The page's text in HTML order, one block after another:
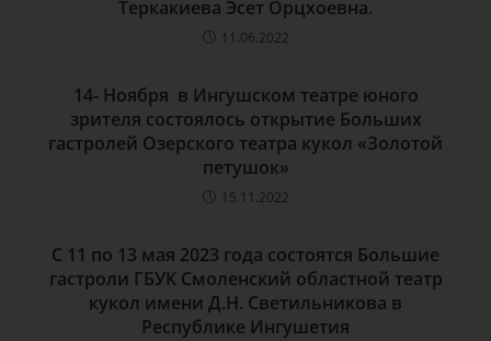
Теркакиева Эсет Орцхоевна.
11.06.2022
14- Ноября в Ингушском театре юного
зрителя состоялось открытие Больших
гастролей Озерского театра кукол «Золотой
петушок»
15.11.2022
С 11 по 13 мая 2023 года состоятся Большие
гастроли ГБУК Смоленский областной театр
кукол имени Д.Н. Светильникова в
Республике Ингушетия